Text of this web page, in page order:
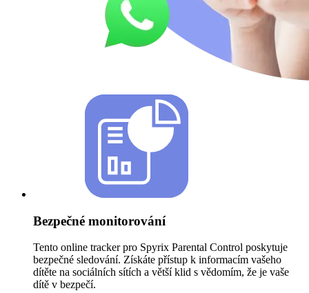
Bezpečné monitorování
Tento online tracker pro Spyrix Parental Control poskytuje
bezpečné sledování. Získáte přístup k informacím vašeho
dítěte na sociálních sítích a větší klid s vědomím, že je vaše
dítě v bezpečí.